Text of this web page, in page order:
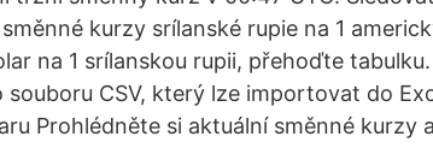
kurzy srílanské rupie na 1
na 1 srílanskou rupii, přehoďte
CSV, který lze importovat do
Prohlédněte si aktuální směnné kurzy